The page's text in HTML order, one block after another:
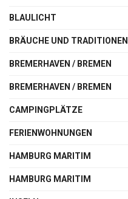
BLAULICHT
BRÄUCHE UND TRADITIONEN
BREMERHAVEN / BREMEN
BREMERHAVEN / BREMEN
CAMPINGPLÄTZE
FERIENWOHNUNGEN
HAMBURG MARITIM
HAMBURG MARITIM